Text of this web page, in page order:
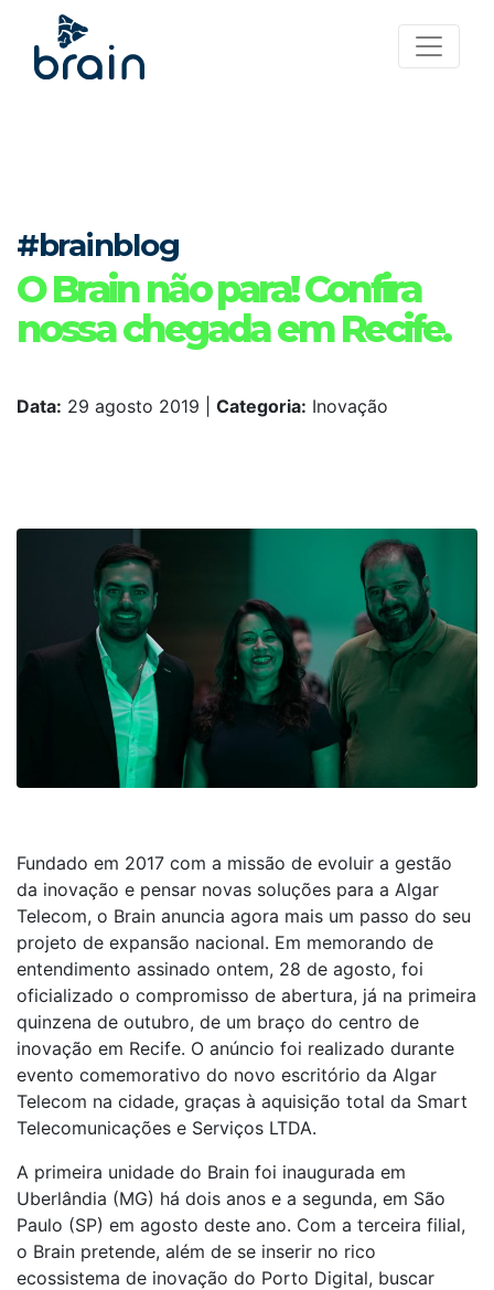
#brainblog
O Brain não para! Confira
nossa chegada em Recife.
Data: 29 agosto 2019 Categoria: Inovação
Fundado em 2017 com a missão de evoluir a gestão
da inovação e pensar novas soluções para a Algar
Telecom, o Brain anuncia agora mais um passo do seu
projeto de expansão nacional. Em memorando de
entendimento assinado ontem, 28 de agosto, foi
oficializado o compromisso de abertura, já na primeira
quinzena de outubro, de um braço do centro de
inovação em Recife. O anúncio foi realizado durante
evento comemorativo do novo escritório da Algar
Telecom na cidade, graças à aquisição total da Smart
Telecomunicações e Serviços LTDA.
A primeira unidade do Brain foi inaugurada em
Uberlândia (MG) há dois anos e a segunda, em São
Paulo (SP) em agosto deste ano. Com a terceira filial,
o Brain pretende, além de se inserir no rico
ecossistema de inovação do Porto Digital, buscar